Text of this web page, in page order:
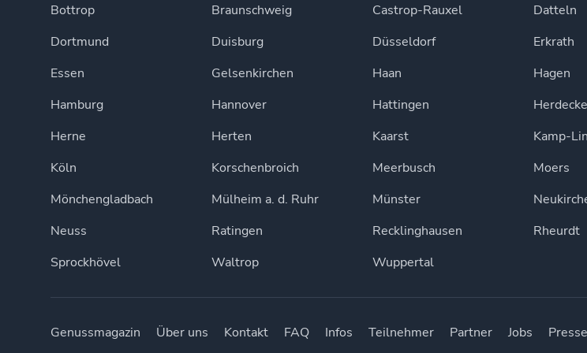
Bottrop
Braunschweig Castrop-Rauxel
Datteln
Dortmund
Duisburg Düsseldorf
Erkrath
Essen
Gelsenkirchen Haan
Hagen
Hamburg
Hannover Hattingen
Herdecke
Herne
Herten Kaarst
Kamp-
Köln
Korschenbroich Meerbusch
Moers
Mönchengladbach
Mülheim a. d. Ruhr Münster
Neuss
Ratingen Recklinghausen
Rheurdt
Sprockhövel
Waltrop Wuppertal
Genussmagazin Über uns Kontakt FAQ Infos Teilnehmer Partner Jobs Presse